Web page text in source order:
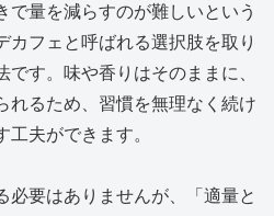
で量を減らすのが難しいという
カフェと呼ばれる選択肢を取り
です。味や香りはそのままに、
れるため、習慣を無理なく続け
夫ができます。
必要はありませんが、「適量と